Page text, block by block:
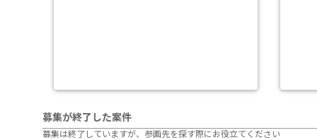
募集が終了した案件
募集は終了していますが、参画先を探す際にお役立てください